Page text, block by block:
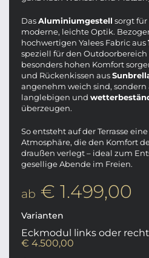
DasAluminiumgestell sorgt
moderne, leichte Optik.
hochwertigen Yalees Fabric aus
speziell für den
besonders hohen Komfort
und Rückenkissen aus
angenehm weich sind,
langlebigen und
überzeugen.
So entsteht auf der Terrasse
Atmosphäre, die den Komfort
draußen verlegt – ideal zum
gesellige Abende im Freien.
ab € 1.499,00
Varianten
Eckmodul links oder
€ 4.500,00